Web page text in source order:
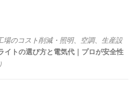
場のコスト削減・照明、空調、生産設
イトの選び方と電気代｜プロが安全性